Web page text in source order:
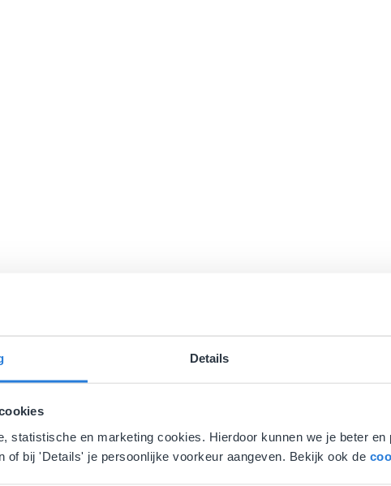
Details
statistische en marketing cookies. Hierdoor kunnen we je beter
of bij 'Details' je persoonlijke voorkeur aangeven. Bekijk ook de